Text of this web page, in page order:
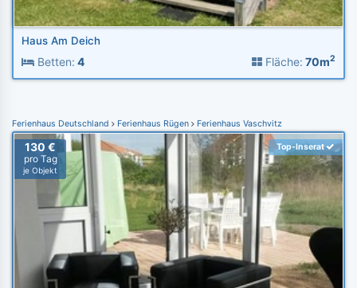
Haus Am Deich
Betten: 4 Fläche: 70m2
Ferienhaus Deutschland Ferienhaus Rügen Ferienhaus Vaschvitz
130 €
pro Tag
je Objekt
Top-Inserat